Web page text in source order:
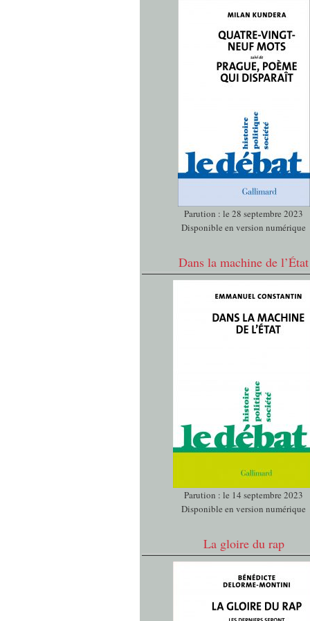
Parution : le 28 septembre 2023
Disponible en version numérique
Dans la machine de l’État
Parution : le 14 septembre 2023
Disponible en version numérique
La gloire du rap